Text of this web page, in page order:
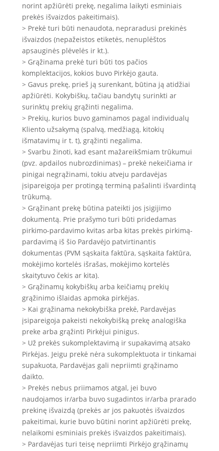
norint apžiūrėti prekę, negalima laikyti esminiais
prekės išvaizdos pakeitimais).
> Prekė turi būti nenaudota, nepraradusi prekinės
išvaizdos (nepažeistos etiketės, nenuplėštos
apsauginės plėvelės ir kt.).
> Grąžinama prekė turi būti tos pačios
komplektacijos, kokios buvo Pirkėjo gauta.
> Gavus prekę, prieš ją surenkant, būtina ją atidžiai
apžiūrėti. Kokybiškų, tačiau bandytų surinkti ar
surinktų prekių grąžinti negalima.
> Prekių, kurios buvo gaminamos pagal individualų
Kliento užsakymą (spalvą, medžiagą, kitokių
išmatavimų ir t. t), grąžinti negalima.
> Svarbu žinoti, kad esant mažareikšmiam trūkumui
(pvz. apdailos nubrozdinimas) – prekė nekeičiama ir
pinigai negrąžinami, tokiu atveju pardavėjas
įsipareigoja per protingą terminą pašalinti išvardintą
trūkumą.
> Grąžinant prekę būtina pateikti jos įsigijimo
dokumentą. Prie prašymo turi būti pridedamas
pirkimo-pardavimo kvitas arba kitas prekės pirkimą-
pardavimą iš šio Pardavėjo patvirtinantis
dokumentas (PVM sąskaita faktūra, sąskaita faktūra,
mokėjimo kortelės išrašas, mokėjimo kortelės
skaitytuvo čekis ar kita).
> Grąžinamų kokybiškų arba keičiamų prekių
grąžinimo išlaidas apmoka pirkėjas.
> Kai grąžinama nekokybiška prekė, Pardavėjas
įsipareigoja pakeisti nekokybišką prekę analogiška
preke arba grąžinti Pirkėjui pinigus.
> Už prekės sukomplektavimą ir supakavimą atsako
Pirkėjas. Jeigu prekė nėra sukomplektuota ir tinkamai
supakuota, Pardavėjas gali nepriimti grąžinamo
daikto.
> Prekės nebus priimamos atgal, jei buvo
naudojamos ir/arba buvo sugadintos ir/arba prarado
prekinę išvaizdą (prekės ar jos pakuotės išvaizdos
pakeitimai, kurie buvo būtini norint apžiūrėti prekę,
nelaikomi esminiais prekės išvaizdos pakeitimais).
> Pardavėjas turi teisę nepriimti Pirkėjo grąžinamų